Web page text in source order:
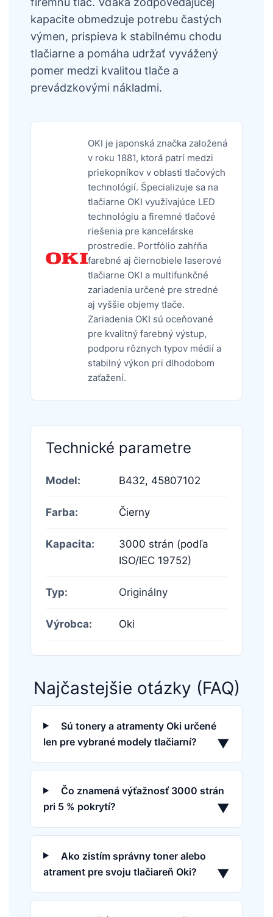
kapacite obmedzuje potrebu častých
výmen, prispieva k stabilnému chodu
tlačiarne a pomáha udržať vyvážený
pomer medzi kvalitou tlače a
prevádzkovými nákladmi.
OKI je japonská značka založená
v roku 1881, ktorá patrí medzi
priekopníkov v oblasti tlačových
technológií. Špecializuje sa na
tlačiarne OKI využívajúce LED
technológiu a firemné tlačové
riešenia pre kancelárske
prostredie. Portfólio zahŕňa
farebné aj čiernobiele laserové
tlačiarne OKI a multifunkčné
zariadenia určené pre stredné
aj vyššie objemy tlače.
Zariadenia OKI sú oceňované
pre kvalitný farebný výstup,
podporu rôznych typov médií a
stabilný výkon pri dlhodobom
zaťažení.
Technické parametre
Model: B432, 45807102
Farba: Čierny
Kapacita:
3000 strán (podľa
ISO/IEC 19752)
Typ: Originálny
Výrobca: Oki
Najčastejšie otázky (FAQ)
Sú tonery a atramenty Oki určené
len pre vybrané modely tlačiarní?
▼
Čo znamená výťažnosť 3000 strán
pri 5 % pokrytí?
▼
Ako zistím správny toner alebo
atrament pre svoju tlačiareň Oki?
▼